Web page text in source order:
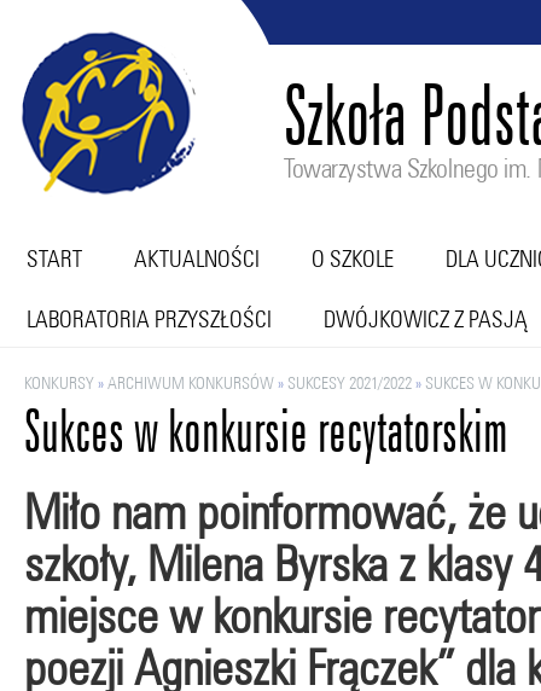
Szkoła
Towarzystwa Szkolnego im.
START AKTUALNOŚCI O SZKOLE DLA
LABORATORIA PRZYSZŁOŚCI DWÓJKOWICZ Z PASJĄ
Sukces w konkursie recytatorskim
KONKURSY»ARCHIWUM KONKURSÓW» SUKCESY 2021/2022» SUKCES W
Miło nam poinformować, że
szkoły, Milena Byrska z klasy
miejsce w konkursie
poezji Agnieszki Frączek” dla